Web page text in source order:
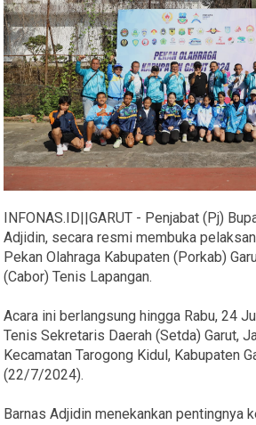
INFONAS.ID||GARUT - Penjabat (Pj)
Adjidin, secara resmi membuka
Pekan Olahraga Kabupaten (Porkab)
(Cabor) Tenis Lapangan.
Acara ini berlangsung hingga Rabu, 24
Tenis Sekretaris Daerah (Setda) Garut,
Kecamatan Tarogong Kidul, Kabupaten
(22/7/2024).
Barnas Adjidin menekankan pentingnya